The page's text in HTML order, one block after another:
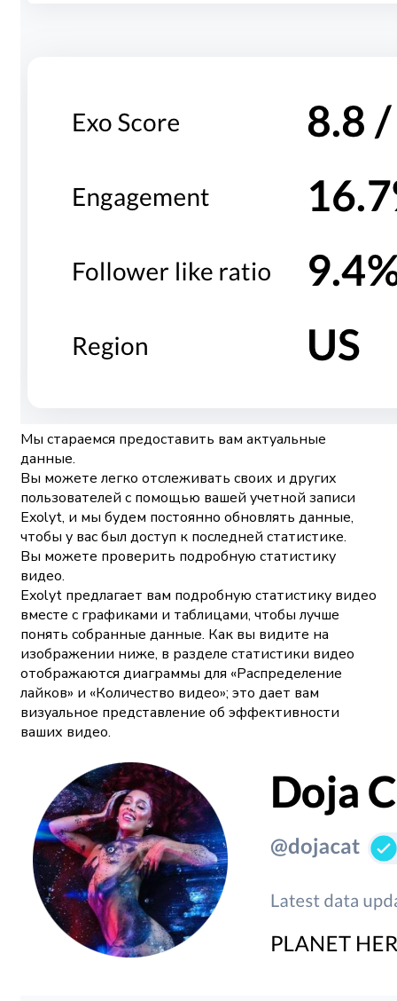
Мы стараемся предоставить вам актуальные
данные.
Вы можете легко отслеживать своих и других
пользователей с помощью вашей учетной записи
Exolyt, и мы будем постоянно обновлять данные,
чтобы у вас был доступ к последней статистике.
Вы можете проверить подробную статистику
видео.
Exolyt предлагает вам подробную статистику видео
вместе с графиками и таблицами, чтобы лучше
понять собранные данные. Как вы видите на
изображении ниже, в разделе статистики видео
отображаются диаграммы для «Распределение
лайков» и «Количество видео»; это дает вам
визуальное представление об эффективности
ваших видео.